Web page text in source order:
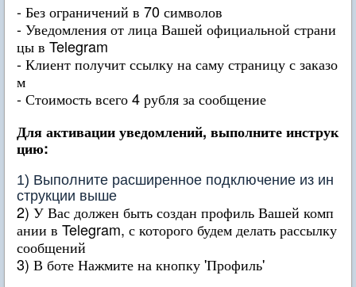
- Без ограничений в 70 символов
- Уведомления от лица Вашей официальной страни
цы в Telegram
- Клиент получит ссылку на саму страницу с заказо
м
- Стоимость всего 4 рубля за сообщение
Для активации уведомлений, выполните инструк
цию:
1) Выполните расширенное подключение из ин
струкции выше
2) У Вас должен быть создан профиль Вашей комп
ании в Telegram, с которого будем делать рассылку
сообщений
3) В боте Нажмите на кнопку 'Профиль'